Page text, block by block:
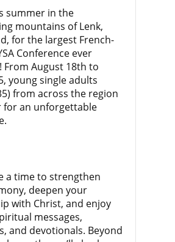
summer in the
mountains of Lenk,
for the largest French-
Conference ever
From August 18th to
young single adults
from across the region
for an unforgettable
a time to strengthen
deepen your
with Christ, and enjoy
messages,
and devotionals. Beyond